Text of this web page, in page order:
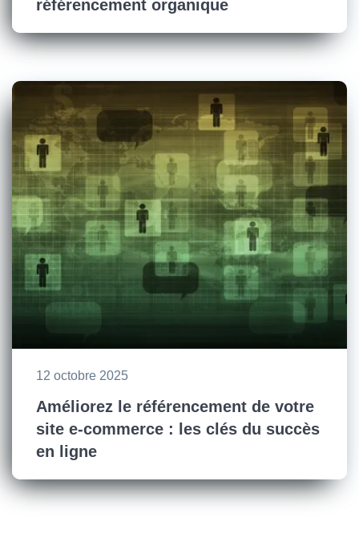
référencement organique
12 octobre 2025
Améliorez le référencement de votre
site e-commerce : les clés du succès
en ligne